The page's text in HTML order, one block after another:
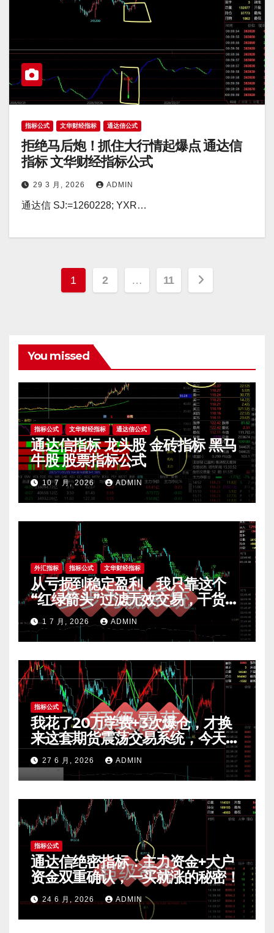
指标公式 文华财经指标 通达信公式
拒绝马后炮！抓住大行情起爆点 通达信
指标 文华财经指标公式
29 3 月, 2026 ADMIN
通达信 SJ:=1260228; YXR…
文
页
1 2 … 11
You missed
指标公式 文华财经指标 通达信公式
通达信指标 龙头股 金砖指标 黑马
牛股 股票指标公式
10 7 月, 2026 ADMIN
外汇指标 指标公式 文华财经指标
从亏损到稳定盈利，我只靠这个
“红绿箭头”过滤无效交易，干货全
公开 mt4指标
1 7 月, 2026 ADMIN
指标公式
我花了20万学费+3次爆仓，才换
来这套期货震荡交易系统，今天免
费公开核心逻辑
27 6 月, 2026 ADMIN
指标公式
通达信绝密指标：主力资金+大户
资金双重确认，一买就涨的秘密！
24 6 月, 2026 ADMIN